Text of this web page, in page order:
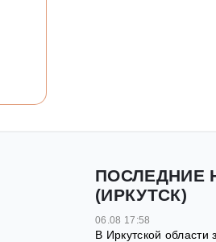
ПОСЛЕДНИЕ
(ИРКУТСК)
06.08 17:58
В Иркутской области